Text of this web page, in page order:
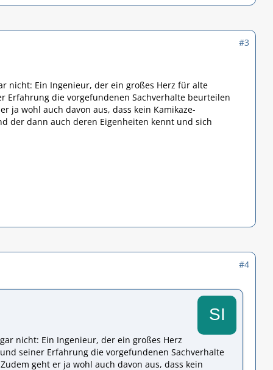
#3
nicht: Ein Ingenieur, der ein großes Herz für alte
Erfahrung die vorgefundenen Sachverhalte beurteilen
ja wohl auch davon aus, dass kein Kamikaze-
der dann auch deren Eigenheiten kennt und sich
#4
nicht: Ein Ingenieur, der ein großes Herz
seiner Erfahrung die vorgefundenen Sachverhalte
geht er ja wohl auch davon aus, dass kein